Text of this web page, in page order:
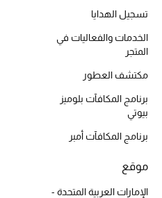
تسجيل الهدايا
الخدمات والفعاليات في
المتجر
مكتشف العطور
برنامج المكافآت بلوميز
بيوتي
برنامج المكافآت أمبر
موقع
الإمارات العربية المتحدة -